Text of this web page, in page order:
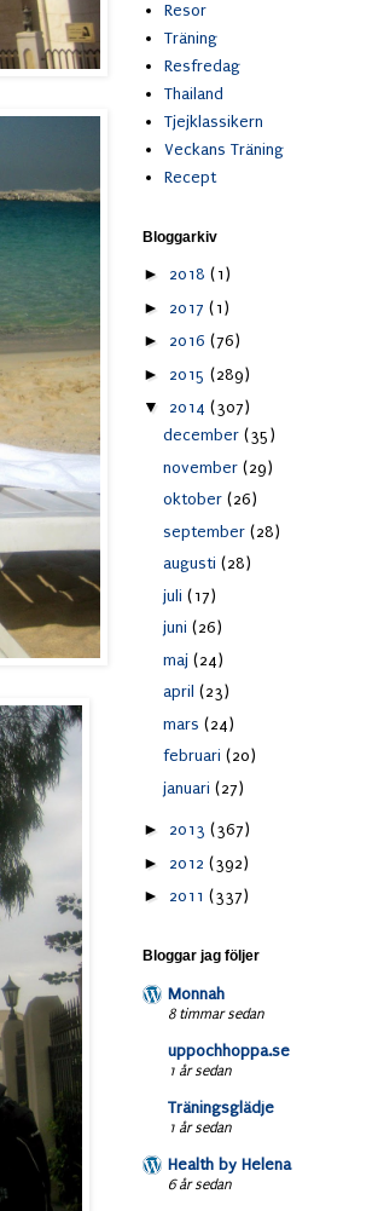
Resor
Träning
Resfredag
Thailand
Tjejklassikern
Veckans Träning
Recept
Bloggarkiv
► 2018 (1)
► 2017 (1)
► 2016 (76)
► 2015 (289)
▼ 2014 (307)
december (35)
november (29)
oktober (26)
september (28)
augusti (28)
juli (17)
juni (26)
maj (24)
april (23)
mars (24)
februari (20)
januari (27)
► 2013 (367)
► 2012 (392)
► 2011 (337)
Bloggar jag följer
Monnah
8 timmar sedan
uppochhoppa.se
1 år sedan
Träningsglädje
1 år sedan
Health by Helena
6 år sedan